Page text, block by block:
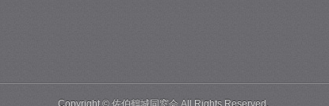
Copyright © 佐伯鶴城同窓会 All Rights Reserved.